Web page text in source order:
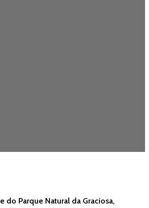
do Parque Natural da Graciosa,